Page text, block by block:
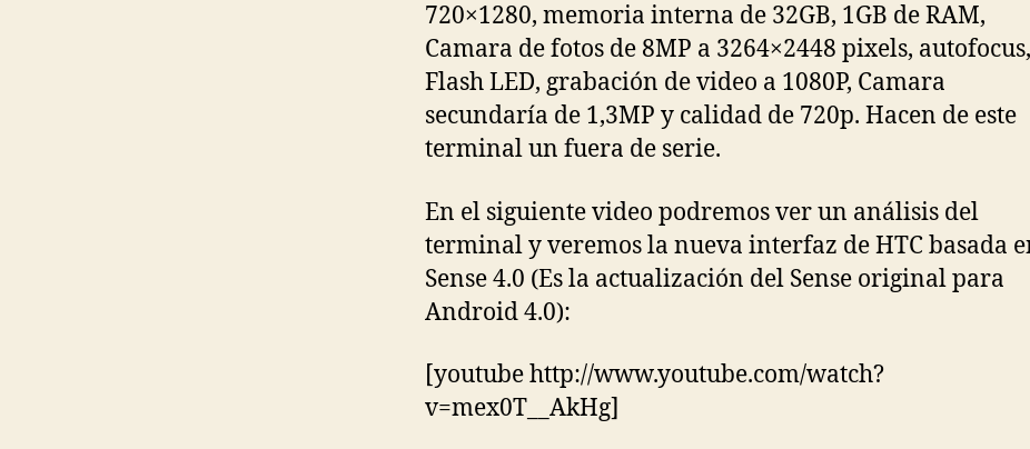
720×1280, memoria interna de 32GB, 1GB de RAM,
Camara de fotos de 8MP a 3264×2448 pixels, autofocus,
Flash LED, grabación de video a 1080P, Camara
secundaría de 1,3MP y calidad de 720p. Hacen de este
terminal un fuera de serie.
En el siguiente video podremos ver un análisis del
terminal y veremos la nueva interfaz de HTC basada
Sense 4.0 (Es la actualización del Sense original para
Android 4.0):
[youtube http://www.youtube.com/watch?
v=mex0T__AkHg]